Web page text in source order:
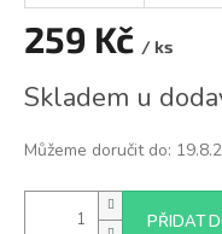
259 Kč / ks
cena:
Skladem u
Můžeme doručit do:
PŘIDAT